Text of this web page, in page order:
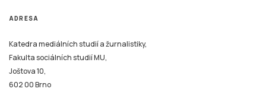
ADRESA
Katedra mediálních studií a žurnalistiky,
Fakulta sociálních studií MU,
Joštova 10,
602 00 Brno